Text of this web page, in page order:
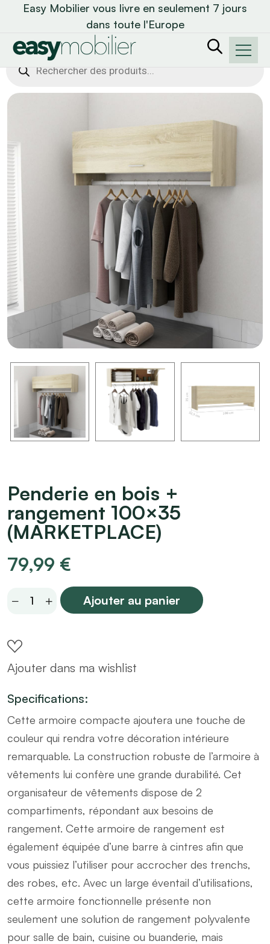
Easy Mobilier vous livre en seulement 7 jours
dans toute l'Europe
Recherche
de
Penderie en bois +
rangement 100×35
(MARKETPLACE)
79,99 €
Penderie
+
rangement
(MARKETPLACE)
quantity
Ajouter au panier
Ajouter dans ma wishlist
Specifications:
Cette armoire compacte ajoutera une touche de
couleur qui rendra votre décoration intérieure
remarquable. La construction robuste de l’armoire à
vêtements lui confère une grande durabilité. Cet
organisateur de vêtements dispose de 2
compartiments, répondant aux besoins de
rangement. Cette armoire de rangement est
également équipée d’une barre à cintres afin que
vous puissiez l’utiliser pour accrocher des trenchs,
des robes, etc. Avec un large éventail d’utilisations,
cette armoire fonctionnelle présente non
seulement une solution de rangement polyvalente
pour salle de bain, cuisine ou buanderie, mais